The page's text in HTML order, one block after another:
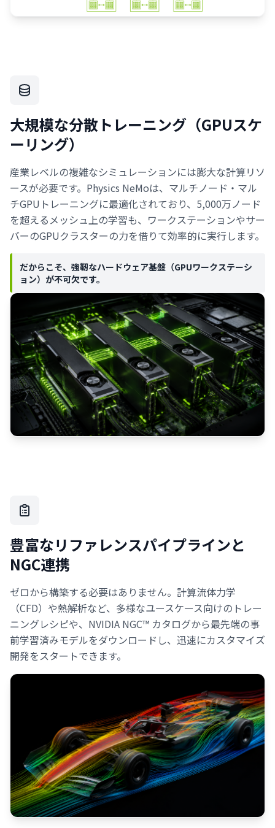
大規模な分散トレーニング（GPUスケ
ーリング）
産業レベルの複雑なシミュレーションには膨大な計算リソ
ースが必要です。Physics NeMoは、マルチノード・マル
チGPUトレーニングに最適化されており、5,000万ノード
を超えるメッシュ上の学習も、ワークステーションやサー
バーのGPUクラスターの力を借りて効率的に実行します。
だからこそ、強靭なハードウェア基盤（GPUワークステーシ
ョン）が不可欠です。
豊富なリファレンスパイプラインと
NGC連携
ゼロから構築する必要はありません。計算流体力学
（CFD）や熱解析など、多様なユースケース向けのトレー
ニングレシピや、NVIDIA NGC™ カタログから最先端の事
前学習済みモデルをダウンロードし、迅速にカスタマイズ
開発をスタートできます。